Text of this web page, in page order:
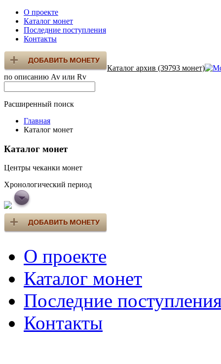
О проекте
Каталог монет
Последние поступления
Контакты
Каталог архив (39793 монет)
по описанию Av или Rv
Расширенный поиск
Главная
Каталог монет
Каталог монет
Центры чеканки монет
Хронологический период
О проекте
Каталог монет
Последние
Контакты